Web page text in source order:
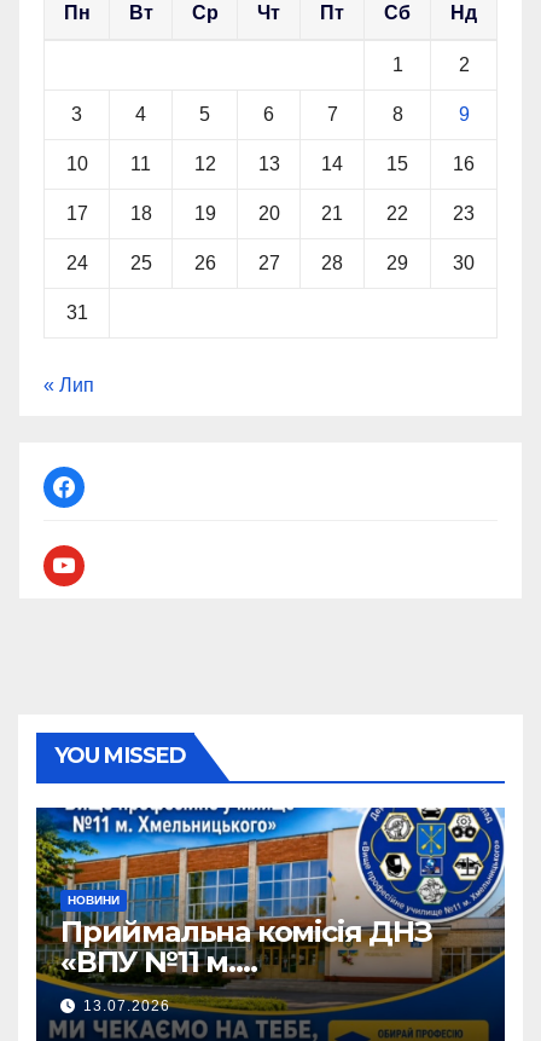
Пн Вт Ср Чт Пт Сб Нд
1 2
3 4 5 6 7 8 9
10 11 12 13 14 15 16
17 18 19 20 21 22 23
24 25 26 27 28 29 30
31
« Лип
facebook
youtube
YOU MISSED
НОВИНИ
Приймальна комісія ДНЗ
«ВПУ №11 м.
Хмельницького» активно
працює!
13.07.2026